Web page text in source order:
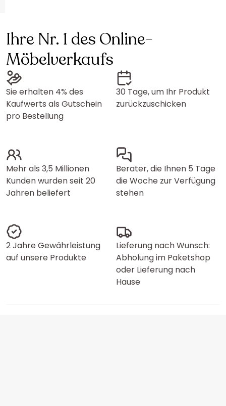
Ihre Nr. 1 des Online-
Möbelverkaufs
Sie erhalten 4% des
Kaufwerts als Gutschein
pro Bestellung
30 Tage, um Ihr Produkt
zurückzuschicken
Mehr als 3,5 Millionen
Kunden wurden seit 20
Jahren beliefert
Berater, die Ihnen 5 Tage
die Woche zur Verfügung
stehen
2 Jahre Gewährleistung
auf unsere Produkte
Lieferung nach Wunsch:
Abholung im Paketshop
oder Lieferung nach
Hause